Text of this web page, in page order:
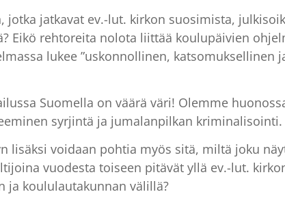
jatkavat ev.-lut. kirkon suosimista,
Eikö rehtoreita nolota liittää koulupäivien
lukee ”uskonnollinen, katsomuksellinen
Suomella on väärä väri! Olemme
syrjintä ja jumalanpilkan kriminalisointi.
voidaan pohtia myös sitä, miltä joku
vuodesta toiseen pitävät yllä ev.-lut.
ja koululautakunnan välillä?